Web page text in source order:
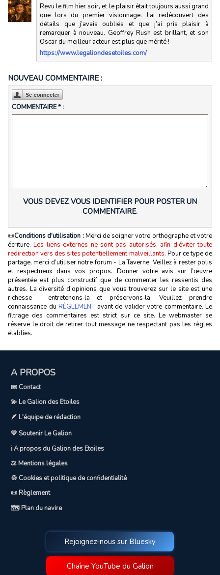
Revu le film hier soir, et le plaisir était toujours aussi grand
que lors du premier visionnage. J’ai redécouvert des
détails que j’avais oubliés et que j’ai pris plaisir à
remarquer à nouveau. Geoffrey Rush est brillant, et son
Oscar du meilleur acteur est plus que mérité !
https://www.legaliondesetoiles.com/
NOUVEAU COMMENTAIRE :
COMMENTAIRE * :
VOUS DEVEZ VOUS IDENTIFIER POUR POSTER UN
COMMENTAIRE.
📜Conditions d'utilisation :Merci de soigner votre orthographe et votre
écriture.Les liens externes ne sont pas autorisés, afin d’éviter toute
redirection vers des sites potentiellement malveillants. Pour ce type de
partage, merci d’utiliser notre forum - La Taverne. Veillez à rester polis
et respectueux dans vos propos. Donner votre avis sur l’œuvre
présentée est plus constructif que de commenter les ressentis des
autres. La diversité d’opinions que vous trouverez sur le site est une
richesse : entretenons‑la et préservons‑la. Veuillez prendre
connaissance du RÈGLEMENTavant de valider votre commentaire. Le
filtrage des commentaires est strict sur ce site. Le webmaster se
réserve le droit de retirer tout message ne respectant pas les règles
établies.
A PROPOS
📧 Contact
💫 Le Galion des Etoiles
🪶 L'équipe de rédaction
💛 Soutenir Le Galion
ℹ️ A propos du Galion des Etoiles
⚖️ Mentions légales
🍪 Cookies et politique de confidentialité
📜 Règlement
🗺️ Plan du navire
Rejoignez-nous sur Bluesky
Chaîne YouTube du Galion